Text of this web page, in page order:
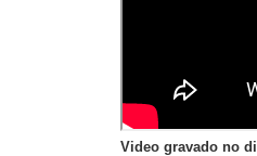
Video gravado no